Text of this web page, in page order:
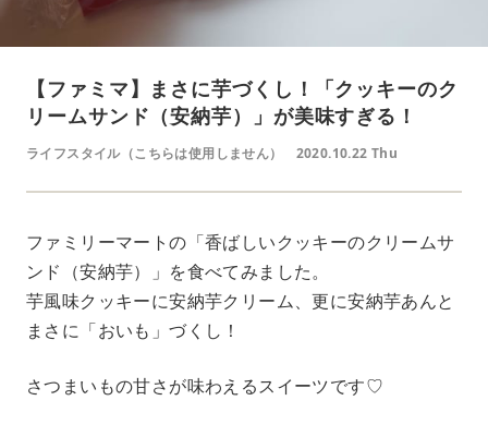
【ファミマ】まさに芋づくし！「クッキーのク
リームサンド（安納芋）」が美味すぎる！
ライフスタイル（こちらは使用しません） 2020.10.22 Thu
ファミリーマートの「香ばしいクッキーのクリームサ
ンド（安納芋）」を食べてみました。
芋風味クッキーに安納芋クリーム、更に安納芋あんと
まさに「おいも」づくし！
さつまいもの甘さが味わえるスイーツです♡